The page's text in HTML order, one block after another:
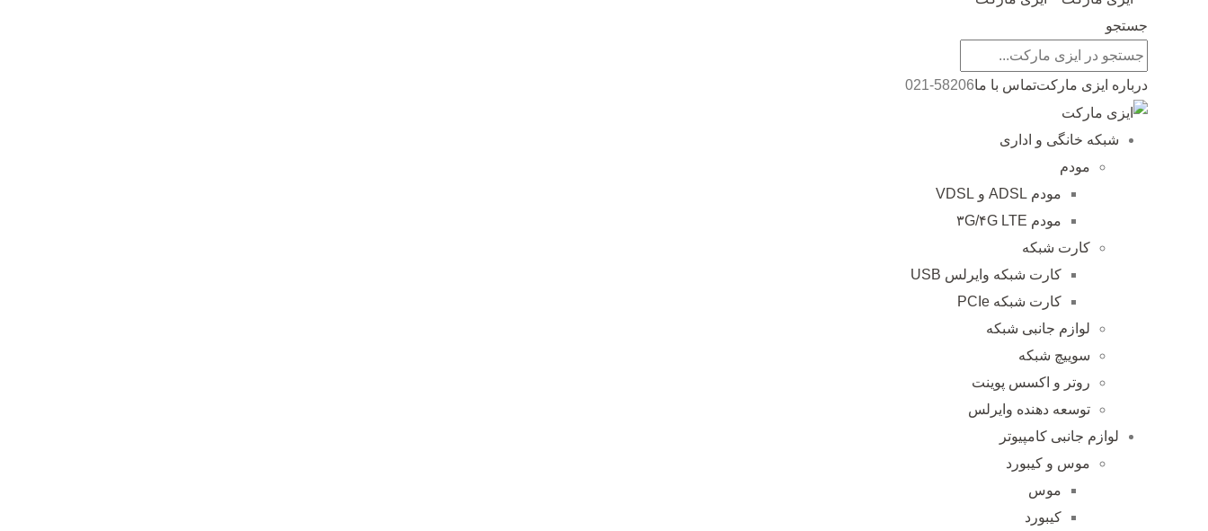
جستجو
درباره ایزی مارکتتماس با ما021-58206
شبکه خانگی و اداری
مودم
مودم ADSL و VDSL
مودم ۳G/۴G LTE
کارت شبکه
کارت شبکه وایرلس USB
کارت شبکه PCIe
لوازم جانبی شبکه
سوییچ شبکه
روتر و اکسس پوینت
توسعه دهنده وایرلس
لوازم جانبی کامپیوتر
موس و کیبورد
موس
کیبورد